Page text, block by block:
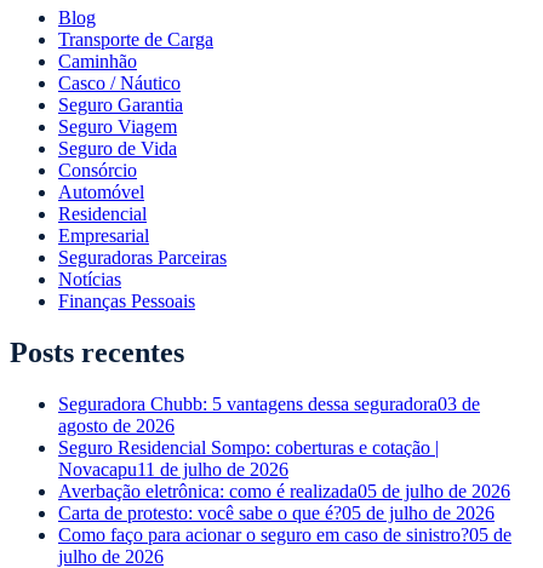
Blog
Transporte de Carga
Caminhão
Casco / Náutico
Seguro Garantia
Seguro Viagem
Seguro de Vida
Consórcio
Automóvel
Residencial
Empresarial
Seguradoras Parceiras
Notícias
Finanças Pessoais
Posts recentes
Seguradora Chubb: 5 vantagens dessa seguradora03 de
agosto de 2026
Seguro Residencial Sompo: coberturas e cotação |
Novacapu11 de julho de 2026
Averbação eletrônica: como é realizada05 de julho de 2026
Carta de protesto: você sabe o que é?05 de julho de 2026
Como faço para acionar o seguro em caso de sinistro?05 de
julho de 2026